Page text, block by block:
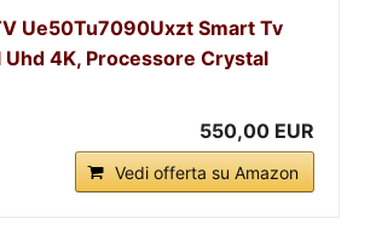
Ue50Tu7090Uxzt Smart Tv
4K, Processore Crystal
550,00 EUR
Vedi offerta su Amazon